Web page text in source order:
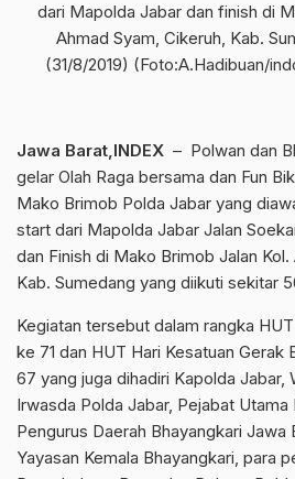
dari Mapolda Jabar dan finish di
Ahmad Syam, Cikeruh, Kab.
(31/8/2019) (Foto:A.Hadibuan/
Jawa Barat,INDEX – Polwan dan
gelar Olah Raga bersama dan Fun
Mako Brimob Polda Jabar yang
start dari Mapolda Jabar Jalan
dan Finish di Mako Brimob Jalan
Kab. Sumedang yang diikuti sekitar
Kegiatan tersebut dalam rangka
ke 71 dan HUT Hari Kesatuan Gerak
67 yang juga dihadiri Kapolda Jabar,
Irwasda Polda Jabar, Pejabat Utama
Pengurus Daerah Bhayangkari Jawa
Yayasan Kemala Bhayangkari, para